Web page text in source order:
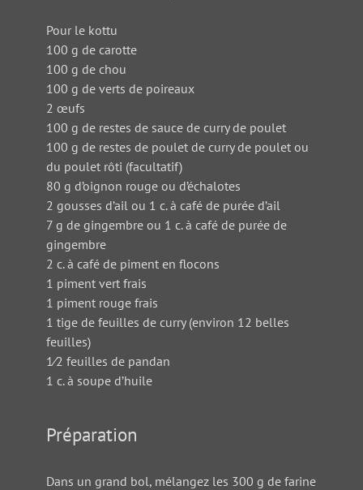
Pour le kottu
100 g de carotte
100 g de chou
100 g de verts de poireaux
2 œufs
100 g de restes de sauce de curry de poulet
100 g de restes de poulet de curry de poulet ou
du poulet rôti (facultatif)
80 g d’oignon rouge ou d’échalotes
2 gousses d’ail ou 1 c. à café de purée d’ail
7 g de gingembre ou 1 c. à café de purée de
gingembre
2 c. à café de piment en flocons
1 piment vert frais
1 piment rouge frais
1 tige de feuilles de curry (environ 12 belles
feuilles)
1⁄2 feuilles de pandan
1 c. à soupe d’huile
Préparation
Dans un grand bol, mélangez les 300 g de farine